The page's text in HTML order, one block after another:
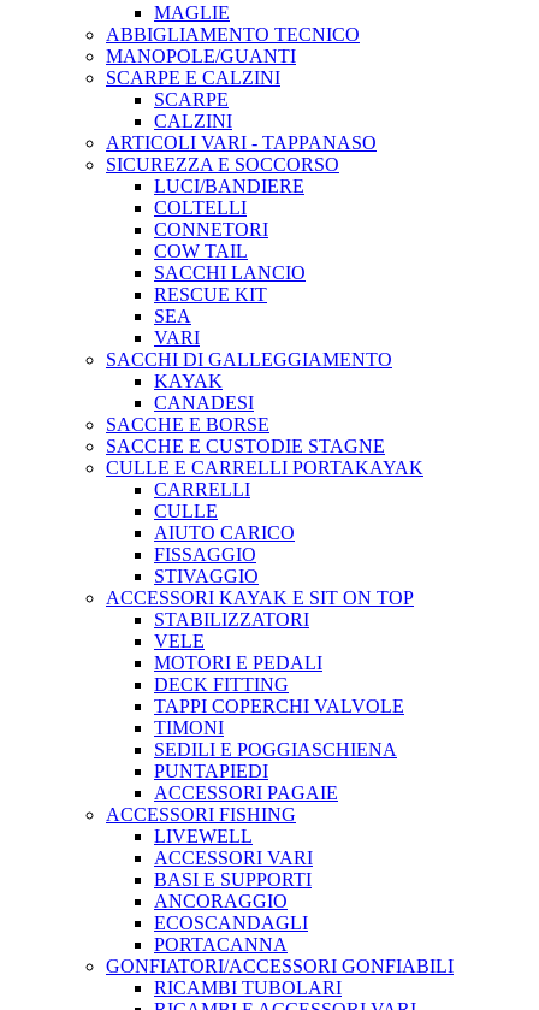
MAGLIE
ABBIGLIAMENTO TECNICO
MANOPOLE/GUANTI
SCARPE E CALZINI
SCARPE
CALZINI
ARTICOLI VARI - TAPPANASO
SICUREZZA E SOCCORSO
LUCI/BANDIERE
COLTELLI
CONNETORI
COW TAIL
SACCHI LANCIO
RESCUE KIT
SEA
VARI
SACCHI DI GALLEGGIAMENTO
KAYAK
CANADESI
SACCHE E BORSE
SACCHE E CUSTODIE STAGNE
CULLE E CARRELLI PORTAKAYAK
CARRELLI
CULLE
AIUTO CARICO
FISSAGGIO
STIVAGGIO
ACCESSORI KAYAK E SIT ON TOP
STABILIZZATORI
VELE
MOTORI E PEDALI
DECK FITTING
TAPPI COPERCHI VALVOLE
TIMONI
SEDILI E POGGIASCHIENA
PUNTAPIEDI
ACCESSORI PAGAIE
ACCESSORI FISHING
LIVEWELL
ACCESSORI VARI
BASI E SUPPORTI
ANCORAGGIO
ECOSCANDAGLI
PORTACANNA
GONFIATORI/ACCESSORI GONFIABILI
RICAMBI TUBOLARI